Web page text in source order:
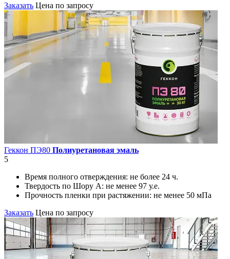
Заказать Цена по запросу
Геккон ПЭ80 Полиуретановая эмаль
5
Время полного отверждения: не более 24 ч.
Твердость по Шору А: не менее 97 у.е.
Прочность пленки при растяжении: не менее 50 мПа
Заказать Цена по запросу